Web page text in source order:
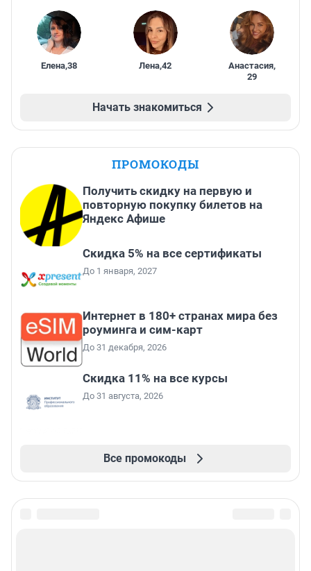
Елена,38 Лена,42 Анастасия,
29
Начать знакомиться
ПРОМОКОДЫ
Получить скидку на первую и
повторную покупку билетов на
Яндекс Афише
Скидка 5% на все сертификаты
До 1 января, 2027
Интернет в 180+ странах мира без
роуминга и сим-карт
До 31 декабря, 2026
Скидка 11% на все курсы
До 31 августа, 2026
Все промокоды